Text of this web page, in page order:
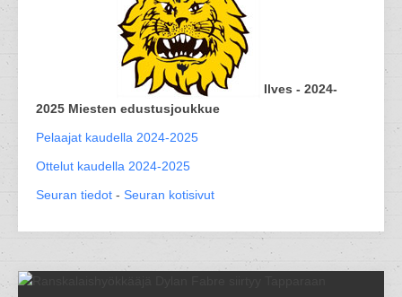
Ilves - 2024-
2025 Miesten edustusjoukkue
Pelaajat kaudella 2024-2025
Ottelut kaudella 2024-2025
Seuran tiedot - Seuran kotisivut